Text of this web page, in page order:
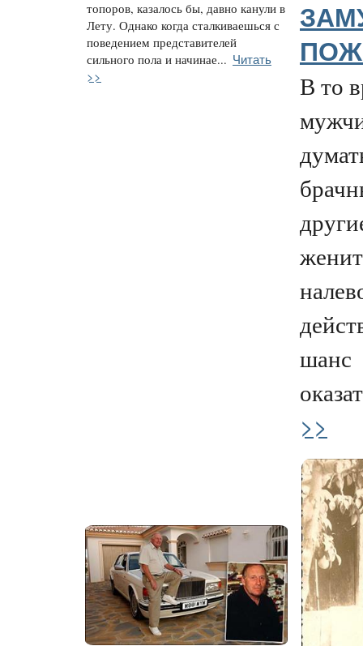
топоров, казалось бы, давно канули в
Лету. Однако когда сталкиваешься с
поведением представителей
сильного пола и начинае... Читать
>>
В то
шанс
>>